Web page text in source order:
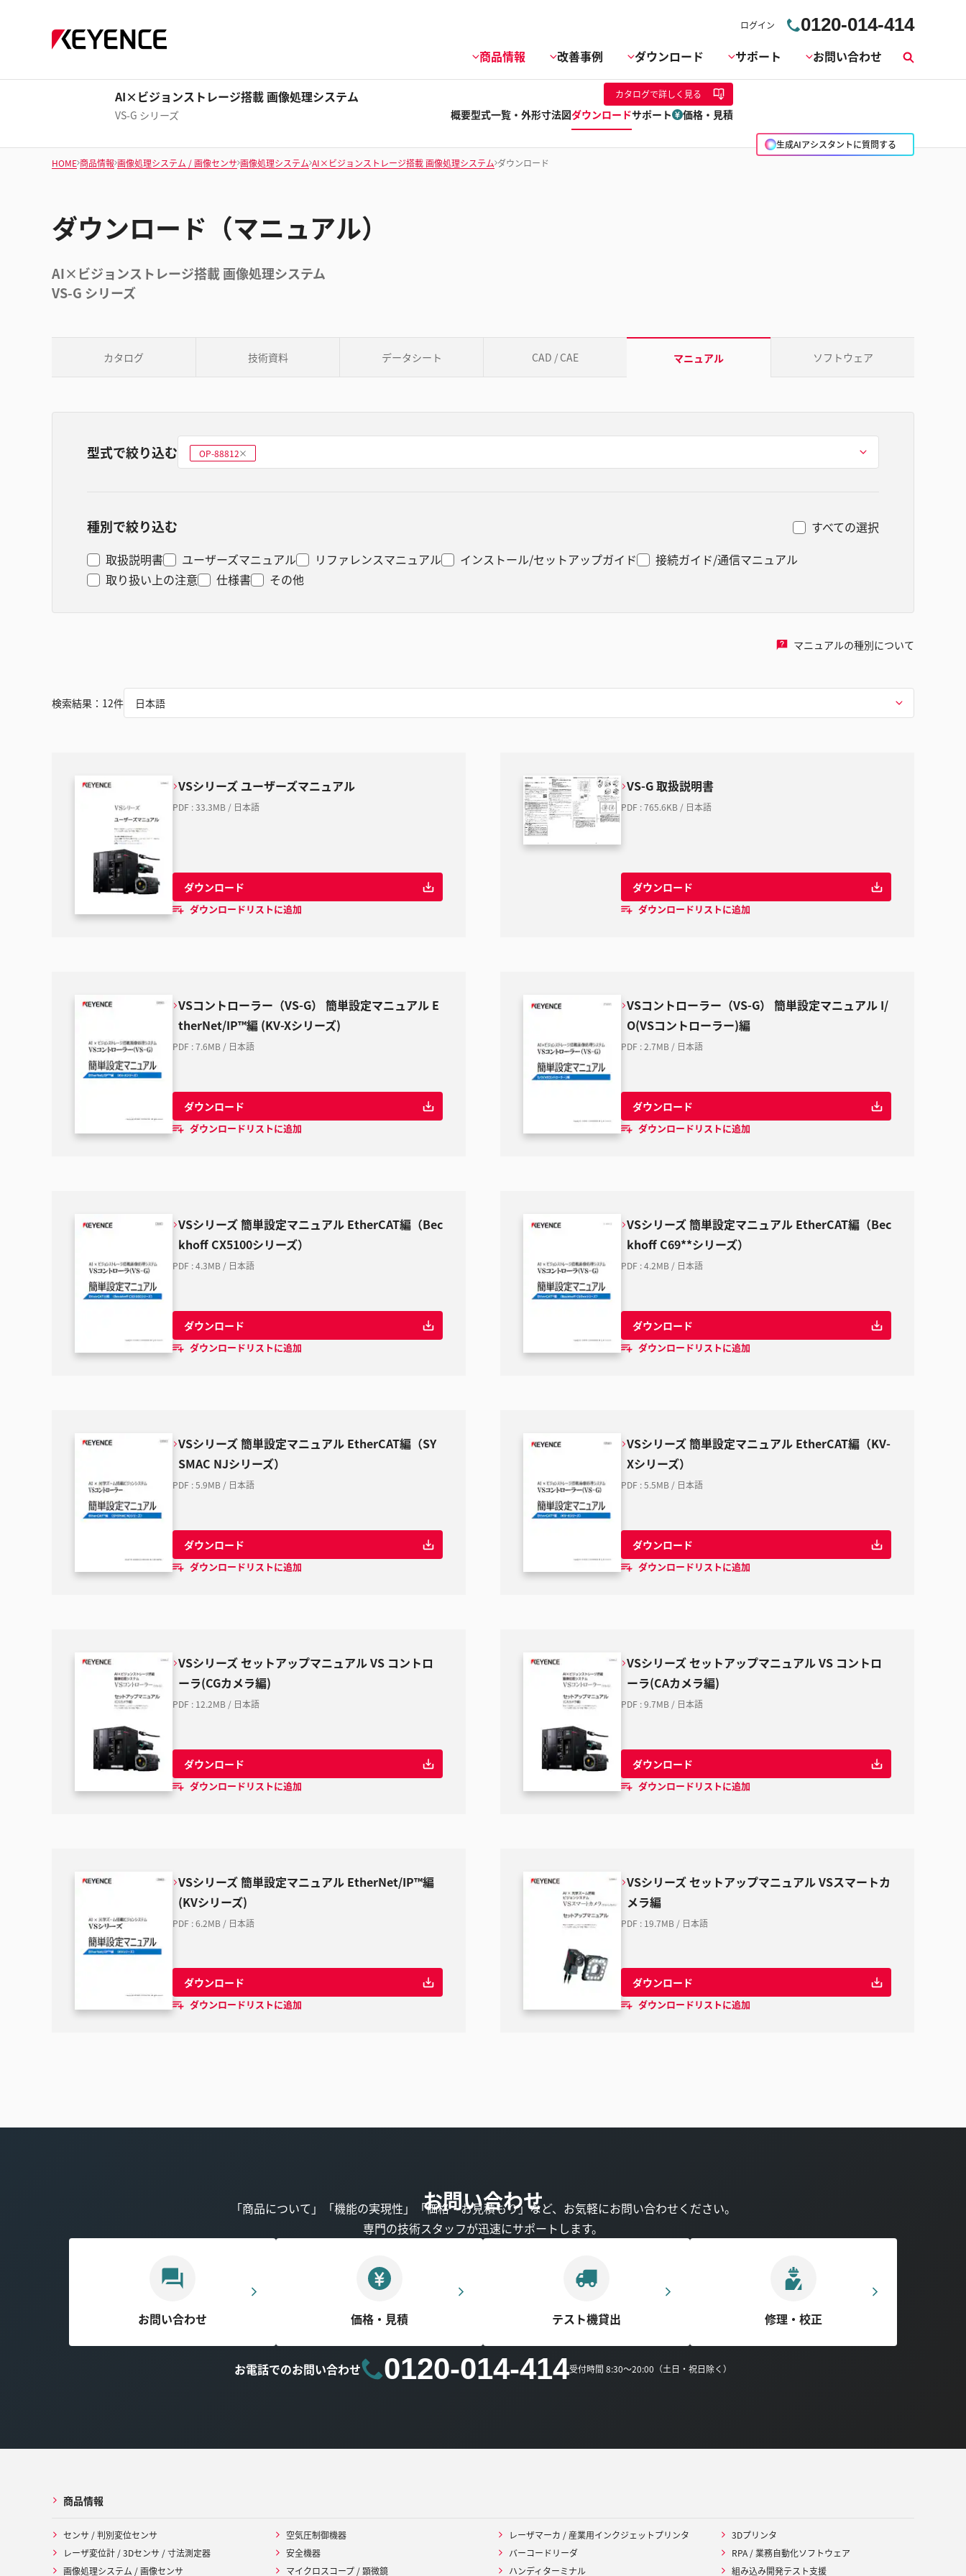
ログイン 0120-014-414
商品情報 改善事例 ダウンロード サポート お問い合わせ
索
AI×ビジョンストレージ搭載 画像処理システム
VS-G シリーズ
生成AIアシスタントに質問する
カタログで詳しく見る
概要型式一覧・外形寸法図ダウンロードサポート 価格・見積
HOME 商品情報 画像処理システム / 画像センサ 画像処理システム AI×ビジョンストレージ搭載 画像処理システム ダウンロード
ダウンロード（マニュアル）
AI×ビジョンストレージ搭載 画像処理システム
VS-G シリーズ
カタログ 技術資料 データシート CAD / CAE マニュアル ソフトウェア
型式で絞り込む 型式を選ぶ
OP-88812削
除
種別で絞り込む
取扱説明書 ユーザーズマニュアル リファレンスマニュアル インストール/セットアップガイド
接続ガイド/通信マニュアル
取り扱い上の注意
仕様書 その他
すべての選択
マニュアルの種別について
検索結果： 12件 日本語
VSシリーズ ユーザーズマニュアル
PDF :33.3MB / 日本語
ダウンロード
ダウンロードリストに追加
VS-G 取扱説明書
PDF :765.6KB / 日本語
ダウンロード
ダウンロードリストに追加
VSコントローラー（VS-G） 簡単設定マニュアル E
therNet/IP™編 (KV-Xシリーズ)
PDF :7.6MB / 日本語
ダウンロード
ダウンロードリストに追加
VSコントローラー（VS-G） 簡単設定マニュアル I/
O(VSコントローラー)編
PDF :2.7MB / 日本語
ダウンロード
ダウンロードリストに追加
VSシリーズ 簡単設定マニュアル EtherCAT編（Bec
khoff CX5100シリーズ）
PDF :4.3MB / 日本語
ダウンロード
ダウンロードリストに追加
VSシリーズ 簡単設定マニュアル EtherCAT編（Bec
khoff C69**シリーズ）
PDF :4.2MB / 日本語
ダウンロード
ダウンロードリストに追加
VSシリーズ 簡単設定マニュアル EtherCAT編（SY
SMAC NJシリーズ）
PDF :5.9MB / 日本語
ダウンロード
ダウンロードリストに追加
VSシリーズ 簡単設定マニュアル EtherCAT編（KV-
Xシリーズ）
PDF :5.5MB / 日本語
ダウンロード
ダウンロードリストに追加
VSシリーズ セットアップマニュアル VS コントロ
ーラ(CGカメラ編)
PDF : 12.2MB / 日本語
ダウンロード
ダウンロードリストに追加
VSシリーズ セットアップマニュアル VS コントロ
ーラ(CAカメラ編)
PDF :9.7MB / 日本語
ダウンロード
ダウンロードリストに追加
VSシリーズ 簡単設定マニュアル EtherNet/IP™編
(KVシリーズ)
PDF :6.2MB / 日本語
ダウンロード
ダウンロードリストに追加
VSシリーズ セットアップマニュアル VSスマートカ
メラ編
PDF : 19.7MB / 日本語
ダウンロード
ダウンロードリストに追加
お問い合わせ
「商品について」「機能の実現性」「価格・お見積もり」など、お気軽にお問い合わせください。
専門の技術スタッフが迅速にサポートします。
お問い合わせ 価格・見積 テスト機貸出 修理・校正
お電話でのお問い合わせ 0120-014-414受付時間 8:30～20:00（土日・祝日除く）
商品情報
センサ / 判別変位センサ
レーザ変位計 / 3Dセンサ / 寸法測定器
画像処理システム / 画像センサ
空気圧制御機器
安全機器
マイクロスコープ / 顕微鏡
レーザマーカ / 産業用インクジェットプリンタ
バーコードリーダ
ハンディターミナル
3Dプリンタ
RPA / 業務自動化ソフトウェア
組み込み開発テスト支援